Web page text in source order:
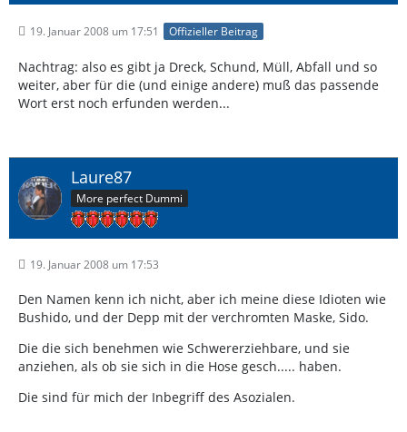
19. Januar 2008 um 17:51 Offizieller Beitrag
Nachtrag: also es gibt ja Dreck, Schund, Müll, Abfall und so
weiter, aber für die (und einige andere) muß das passende
Wort erst noch erfunden werden...
Laure87
More perfect Dummi
19. Januar 2008 um 17:53
Den Namen kenn ich nicht, aber ich meine diese Idioten wie
Bushido, und der Depp mit der verchromten Maske, Sido.
Die die sich benehmen wie Schwererziehbare, und sie
anziehen, als ob sie sich in die Hose gesch..... haben.
Die sind für mich der Inbegriff des Asozialen.